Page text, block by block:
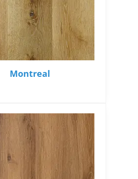
Montreal